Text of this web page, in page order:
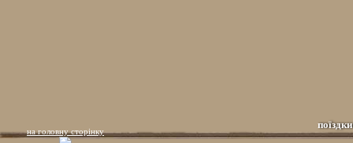
поїздки
на головну сторінку